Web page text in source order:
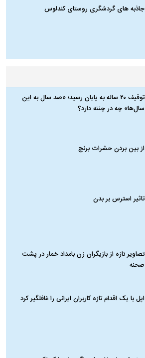
جاذبه های گردشگری روستای کندلوس
توقیف ۲۰ ساله به پایان رسید؛ «صد سال به این
سال‌ها» چه در چنته دارد؟
از بین بردن حشرات برنج
تاثیر استرس بر بدن
تصاویر تازه از بازیگران زن بامداد خمار در پشت
صحنه
اپل با یک اقدام تازه کاربران ایرانی را غافلگیر کرد